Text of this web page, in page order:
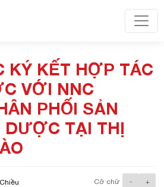
KÝ KẾT HỢP TÁC
VỚI NNC
PHỐI SẢN
DƯỢC TẠI THỊ
Cỡ chữ - +